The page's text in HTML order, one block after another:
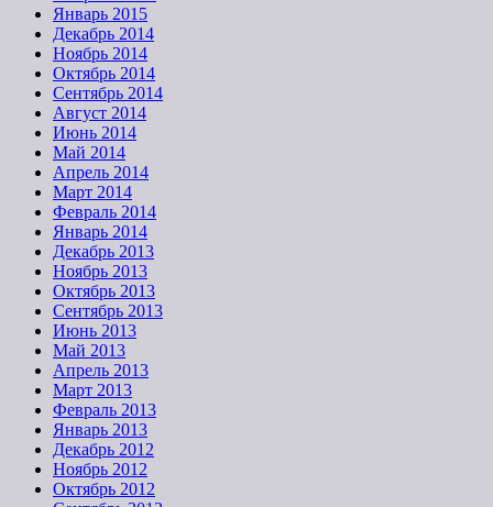
Январь 2015
Декабрь 2014
Ноябрь 2014
Октябрь 2014
Сентябрь 2014
Август 2014
Июнь 2014
Май 2014
Апрель 2014
Март 2014
Февраль 2014
Январь 2014
Декабрь 2013
Ноябрь 2013
Октябрь 2013
Сентябрь 2013
Июнь 2013
Май 2013
Апрель 2013
Март 2013
Февраль 2013
Январь 2013
Декабрь 2012
Ноябрь 2012
Октябрь 2012